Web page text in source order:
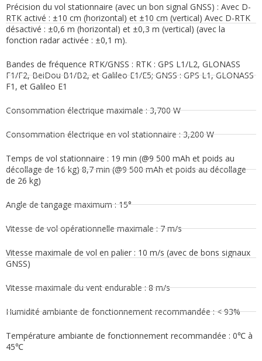
Précision du vol stationnaire (avec un bon signal GNSS) : Avec D-
RTK activé : ±10 cm (horizontal) et ±10 cm (vertical) Avec D-RTK
désactivé : ±0,6 m (horizontal) et ±0,3 m (vertical) (avec la
fonction radar activée : ±0,1 m).
Bandes de fréquence RTK/GNSS : RTK : GPS L1/L2, GLONASS
F1/F2, BeiDou B1/B2, et Galileo E1/E5; GNSS : GPS L1, GLONASS
F1, et Galileo E1
Consommation électrique maximale : 3,700 W
Consommation électrique en vol stationnaire : 3,200 W
Temps de vol stationnaire : 19 min (@9 500 mAh et poids au
décollage de 16 kg) 8,7 min (@9 500 mAh et poids au décollage
de 26 kg)
Angle de tangage maximum : 15°
Vitesse de vol opérationnelle maximale : 7 m/s
Vitesse maximale de vol en palier : 10 m/s (avec de bons signaux
GNSS)
Vitesse maximale du vent endurable : 8 m/s
Humidité ambiante de fonctionnement recommandée : < 93%
Température ambiante de fonctionnement recommandée : 0℃ à
45℃